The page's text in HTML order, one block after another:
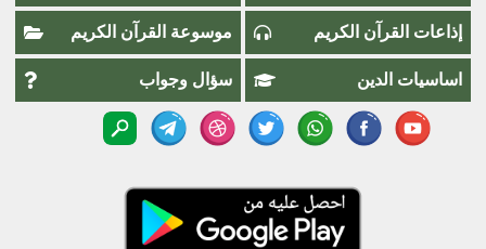
إذاعات القرآن الكريم موسوعة القرآن الكريم
اساسيات الدين سؤال وجواب